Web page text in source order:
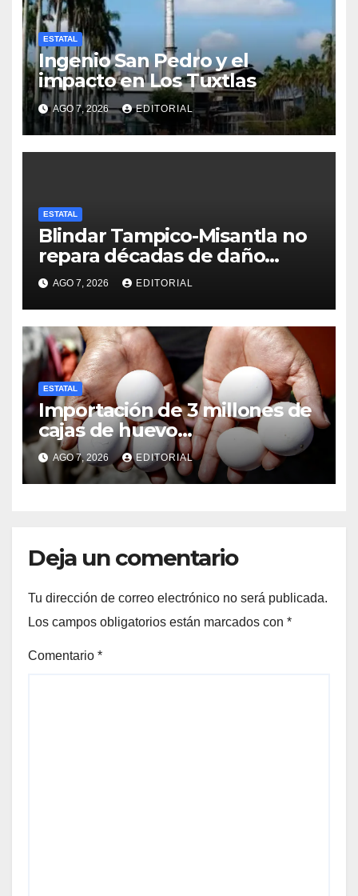
ESTATAL
Ingenio San Pedro y el
impacto en Los Tuxtlas
AGO 7, 2026 EDITORIAL
ESTATAL
Blindar Tampico-Misantla no
repara décadas de daño
petrolero en Veracruz:
comunidades
AGO 7, 2026 EDITORIAL
ESTATAL
Importación de 3 millones de
cajas de huevo
estadounidense provoca
desplome de precios en
Veracruz; llaman a consumir
AGO 7, 2026 EDITORIAL
Deja un comentario
Tu dirección de correo electrónico no será publicada.
Los campos obligatorios están marcados con *
Comentario *